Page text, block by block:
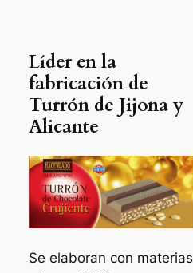
Líder en la
fabricación de
Turrón de Jijona y
Alicante
Se elaboran con materias